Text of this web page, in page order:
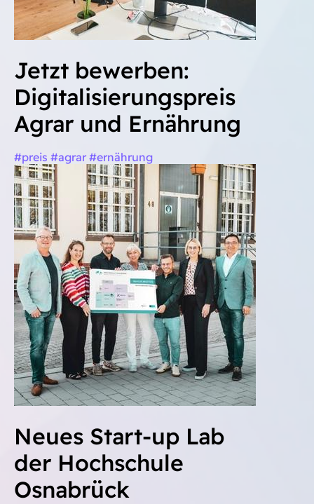
Jetzt bewerben:
Digitalisierungspreis
Agrar und Ernährung
#preis #agrar #ernährung
Neues Start-up Lab
der Hochschule
Osnabrück